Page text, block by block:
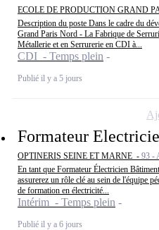
ECOLE DE PRODUCTION GRAND
Description du poste Dans le cadre du
Grand Paris Nord - La Fabrique de
Métallerie et en Serrurerie en CDI à...
CDI - Temps plein
Publié il y a 5 jours
Formateur
OPTINERIS SEINE ET MARNE - 93 -
En tant que Formateur Électricien
assurerez un rôle clé au sein de l'équipe
de formation en électricité...
Intérim - Temps plein
Publié il y a 6 jours